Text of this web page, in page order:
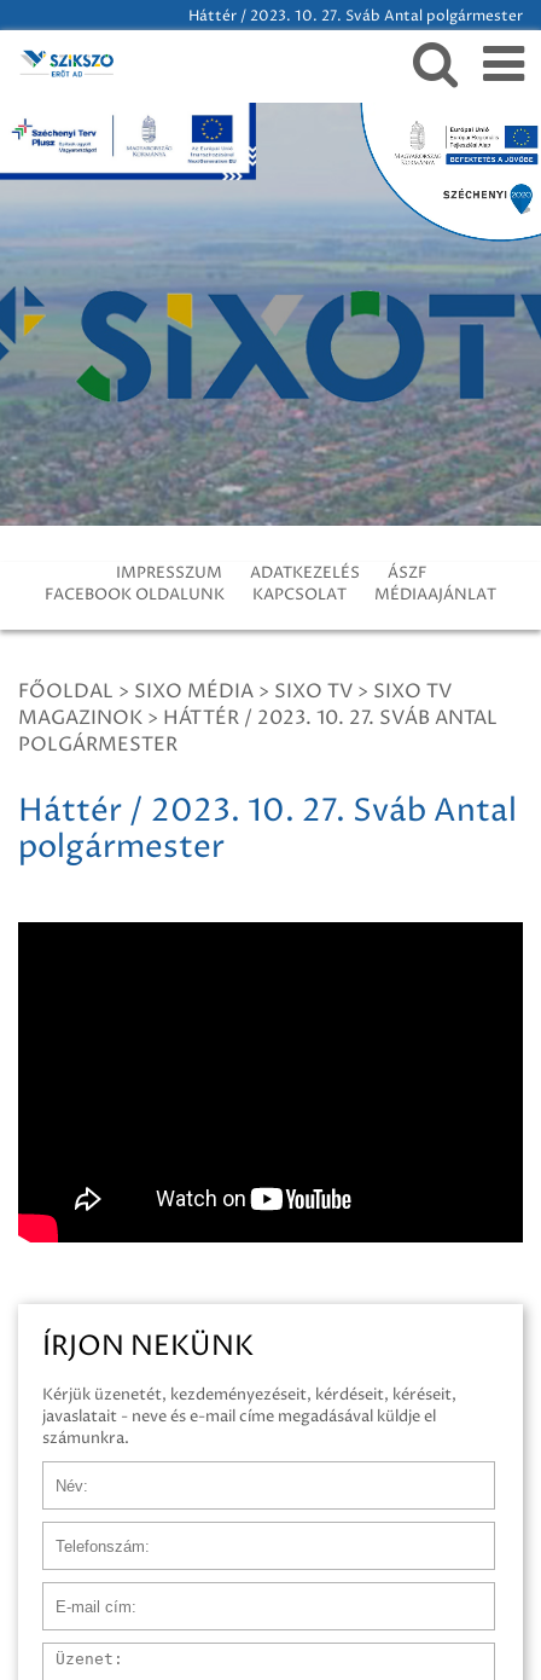
Háttér / 2023. 10. 27. Sváb Antal polgármester
IMPRESSZUM ADATKEZELÉS
ÁSZF
FACEBOOK OLDALUNK
KAPCSOLAT MÉDIAAJÁNLAT
FŐOLDAL > SIXO MÉDIA > SIXO TV > SIXO TV
MAGAZINOK > HÁTTÉR / 2023. 10. 27. SVÁB ANTAL
POLGÁRMESTER
Háttér / 2023. 10. 27. Sváb Antal
polgármester
ÍRJON NEKÜNK
Kérjük üzenetét, kezdeményezéseit, kérdéseit, kéréseit,
javaslatait - neve és e-mail címe megadásával küldje el
számunkra.
Üzenet